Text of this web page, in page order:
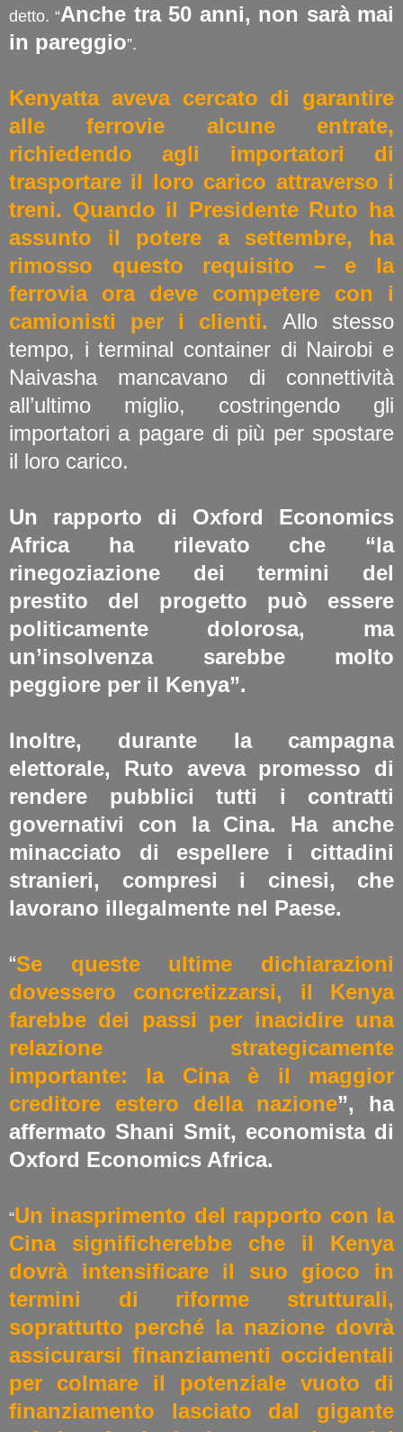
detto. “Anche tra 50 anni, non sarà mai
in pareggio”.
Kenyatta aveva cercato di garantire
alle ferrovie alcune entrate,
richiedendo agli importatori di
trasportare il loro carico attraverso i
treni. Quando il Presidente Ruto ha
assunto il potere a settembre, ha
rimosso questo requisito – e la
ferrovia ora deve competere con i
camionisti per i clienti. Allo stesso
tempo, i terminal container di Nairobi e
Naivasha mancavano di connettività
all’ultimo miglio, costringendo gli
importatori a pagare di più per spostare
il loro carico.
Un rapporto di Oxford Economics
Africa ha rilevato che “la
rinegoziazione dei termini del
prestito del progetto può essere
politicamente dolorosa, ma
un’insolvenza sarebbe molto
peggiore per il Kenya”.
Inoltre, durante la campagna
elettorale, Ruto aveva promesso di
rendere pubblici tutti i contratti
governativi con la Cina. Ha anche
minacciato di espellere i cittadini
stranieri, compresi i cinesi, che
lavorano illegalmente nel Paese.
“Se queste ultime dichiarazioni
dovessero concretizzarsi, il Kenya
farebbe dei passi per inacidire una
relazione strategicamente
importante: la Cina è il maggior
creditore estero della nazione”, ha
affermato Shani Smit, economista di
Oxford Economics Africa.
“Un inasprimento del rapporto con la
Cina significherebbe che il Kenya
dovrà intensificare il suo gioco in
termini di riforme strutturali,
soprattutto perché la nazione dovrà
assicurarsi finanziamenti occidentali
per colmare il potenziale vuoto di
finanziamento lasciato dal gigante